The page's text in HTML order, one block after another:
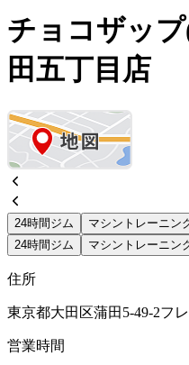
チョコザッ
田五丁目店
24時間ジム
マシントレーニン
24時間ジム
マシントレーニン
住所
東京都大田区蒲田5-49-2フ
営業時間